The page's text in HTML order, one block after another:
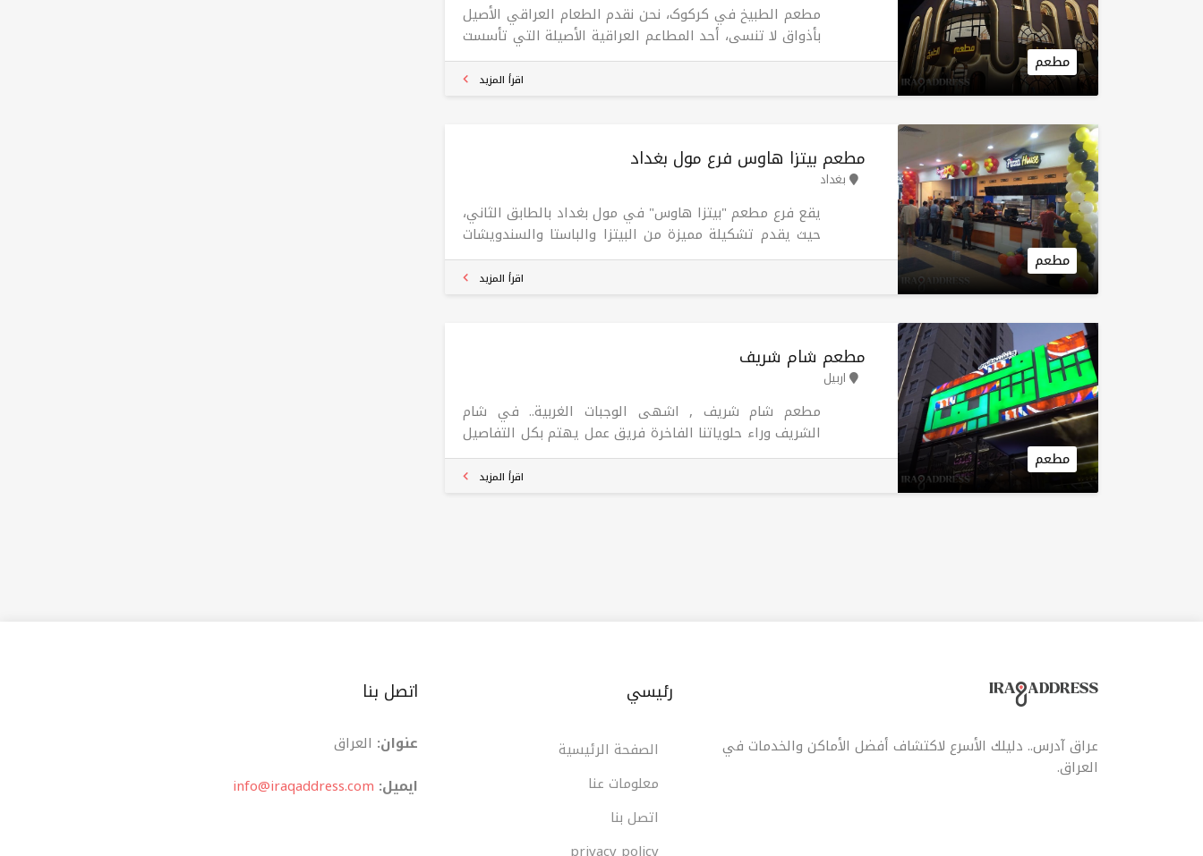
مطعم
مطعم الطبيخ في کرکوک، نحن نقدم الطعام العراقي الأصيل
بأذواق لا تنسى، أحد المطاعم العراقية الأصيلة التي تأسست
في 1973. يسعدنا أن يكون لدينا 51 عامًا من الخبرة في
مجال الطعام والخدمة في مطعم الطبيخ كركوك والمحافظات
اقرأ المزيد
مطعم بيتزا هاوس فرع مول بغداد
بغداد
مطعم
يقع فرع مطعم "بيتزا هاوس" في مول بغداد بالطابق الثاني،
حيث يقدم تشكيلة مميزة من البيتزا والباستا والسندويشات
بأسعار مناسبة. تأسست سلسلة "بيتزا هاوس" عام 2012 كأول
وكالة متخصصة في صنع البيتزا في العراق، وتضم حاليًا 15
اقرأ المزيد
مطعم شام شريف
اربيل
مطعم
مطعم شام شريف , اشهى الوجبات الغربية.. في شام
الشريف وراء حلوياتنا الفاخرة فريق عمل يهتم بكل التفاصيل
ويختار أفضل المكونات لنقدم لكم تجربة لا تُنسى
اقرأ المزيد
عراق آدرس.. دليلك الأسرع لاكتشاف أفضل الأماكن والخدمات في
العراق.
رئيسي
الصفحة الرئيسية
معلومات عنا
اتصل بنا
اتصل بنا
عنوان: العراق
ایمیل: info@iraqaddress.com